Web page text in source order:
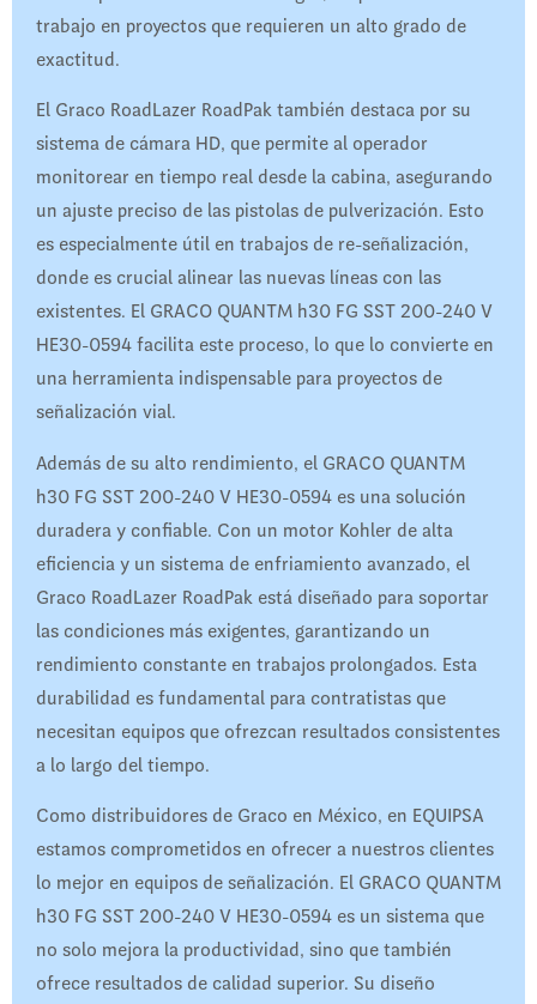
trabajo en proyectos que requieren un alto grado de
exactitud.
El Graco RoadLazer RoadPak también destaca por su
sistema de cámara HD, que permite al operador
monitorear en tiempo real desde la cabina, asegurando
un ajuste preciso de las pistolas de pulverización. Esto
es especialmente útil en trabajos de re-señalización,
donde es crucial alinear las nuevas líneas con las
existentes. El GRACO QUANTM h30 FG SST 200-240 V
HE30-0594 facilita este proceso, lo que lo convierte en
una herramienta indispensable para proyectos de
señalización vial.
Además de su alto rendimiento, el GRACO QUANTM
h30 FG SST 200-240 V HE30-0594 es una solución
duradera y confiable. Con un motor Kohler de alta
eficiencia y un sistema de enfriamiento avanzado, el
Graco RoadLazer RoadPak está diseñado para soportar
las condiciones más exigentes, garantizando un
rendimiento constante en trabajos prolongados. Esta
durabilidad es fundamental para contratistas que
necesitan equipos que ofrezcan resultados consistentes
a lo largo del tiempo.
Como distribuidores de Graco en México, en EQUIPSA
estamos comprometidos en ofrecer a nuestros clientes
lo mejor en equipos de señalización. El GRACO QUANTM
h30 FG SST 200-240 V HE30-0594 es un sistema que
no solo mejora la productividad, sino que también
ofrece resultados de calidad superior. Su diseño